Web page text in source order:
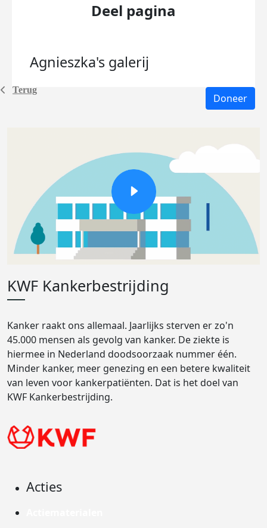
Terug
Deel pagina
Agnieszka's galerij
Doneer
KWF Kankerbestrijding
Kanker raakt ons allemaal. Jaarlijks sterven er zo'n
45.000 mensen als gevolg van kanker. De ziekte is
hiermee in Nederland doodsoorzaak nummer één.
Minder kanker, meer genezing en een betere kwaliteit
van leven voor kankerpatiënten. Dat is het doel van
KWF Kankerbestrijding.
Acties